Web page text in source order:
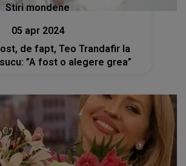
Stiri mondene
05 apr 2024
de fapt, Teo Trandafir la
”A fost o alegere grea”